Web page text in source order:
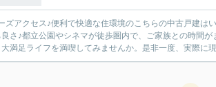
ズアクセス♪便利で快適な住環境のこちらの中古戸建
さ♪都立公園やシネマが徒歩圏内で、ご家族との時間